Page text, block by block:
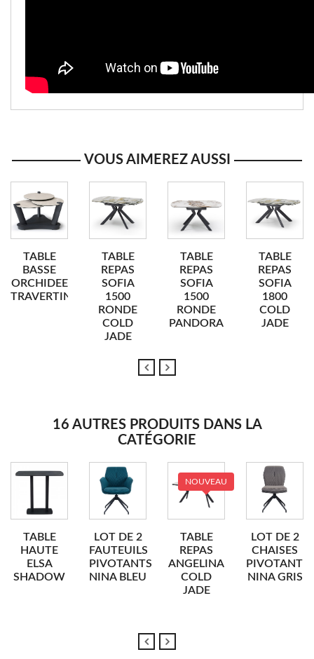
VOUS AIMEREZ AUSSI
TABLE
BASSE
ORCHIDEE
TRAVERTIN
TABLE
REPAS
SOFIA
1500
RONDE
COLD
JADE
TABLE
REPAS
SOFIA
1500
RONDE
PANDORA
TABLE
REPAS
SOFIA
1800
COLD
JADE
16 AUTRES PRODUITS DANS LA
CATÉGORIE
TABLE
HAUTE
ELSA
SHADOW
LOT DE 2
FAUTEUILS
PIVOTANTS
NINA BLEU
TABLE
REPAS
ANGELINA
COLD
JADE
NOUVEAU
LOT DE 2
CHAISES
NINA GRIS